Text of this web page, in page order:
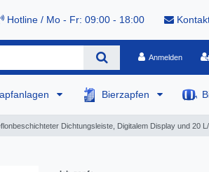
Hotline / Mo - Fr: 09:00 - 18:00
Anmelden
Bierzapfen
Dichtungsleiste, Digitalem Display und 20